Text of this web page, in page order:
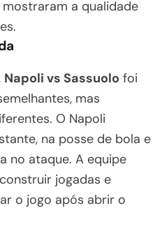
a qualidade
Napoli vs Sassuolo foi
mas
O Napoli
na posse de bola e
no ataque. A equipe
jogadas e
o jogo após abrir o